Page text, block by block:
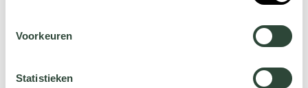
Voorkeuren
Statistieken